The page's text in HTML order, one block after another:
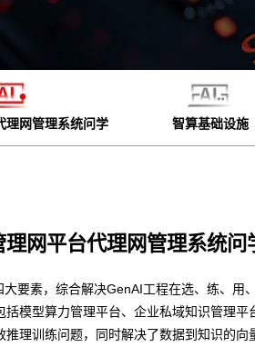
理网管理系统问学 智算基础设施
理网平台代理网管理系统
要素，综合解决GenAI工程在选、练、
模型算力管理平台、企业私域知识管理
理训练问题，同时解决了数据到知识的向